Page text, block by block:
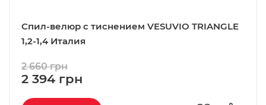
Спил-велюр c тиснением VESUVIO TRIANGLE
1,2-1,4 Италия
2 394 грн
2 660 грн